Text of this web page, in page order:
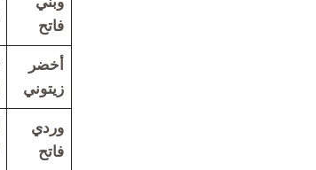
فاتح
أخضر
زيتوني
وردي
فاتح